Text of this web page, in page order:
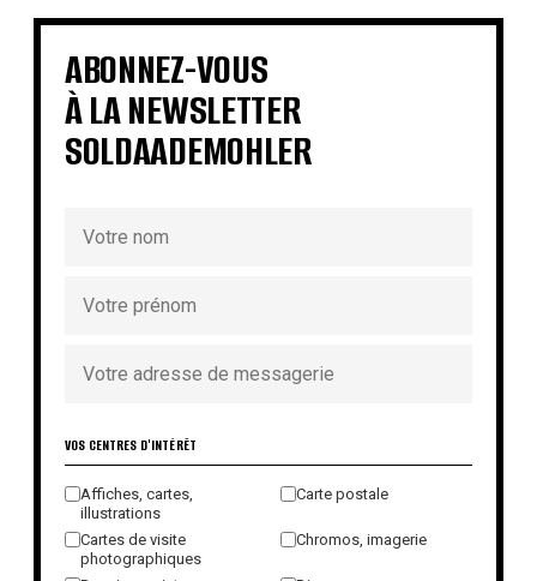
€€ € €
€ €
ABONNEZ-VOUS
À LA NEWSLETTER
SOLDAADEMOHLER
VOS CENTRES D'INTÉRÊT
Affiches, cartes,
illustrations
Carte postale
Cartes de visite
photographiques
Chromos, imagerie